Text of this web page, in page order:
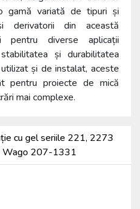
gamă variată de tipuri și
derivatorii din această
pentru diverse aplicații
și durabilitatea
și de instalat, aceste
pentru proiecte de mică
mai complexe.
cu gel seriile 221, 2273
Wago 207-1331